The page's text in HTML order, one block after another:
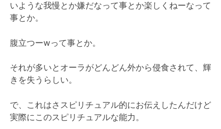
いような我慢とか嫌だなって事とか楽しくねーなって
事とか。
腹立つーwって事とか。
それが多いとオーラがどんどん外から侵食されて、輝
きを失うらしい。
で、これはさスピリチュアル的にお伝えしたんだけど
実際にこのスピリチュアルな能力。